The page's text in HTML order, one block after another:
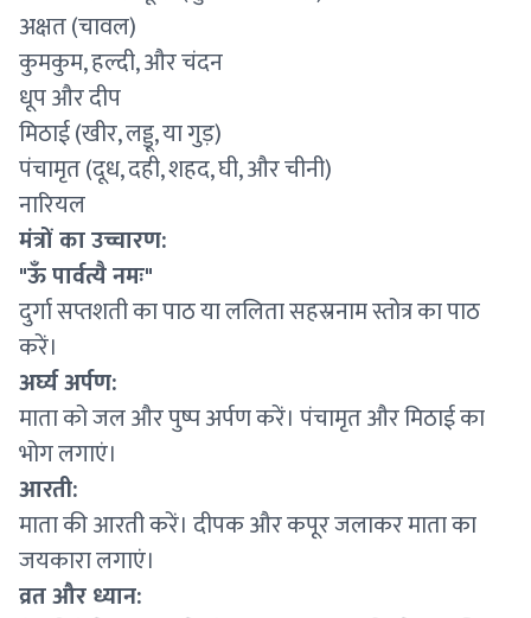
अक्षत (चावल)
कुमकुम, हल्दी, और चंदन
धूप और दीप
मिठाई (खीर, लड्डू, या गुड़)
पंचामृत (दूध, दही, शहद, घी, और चीनी)
नारियल
मंत्रों का उच्चारण:
"ऊँ पार्वत्यै नमः"
दुर्गा सप्तशती का पाठ या ललिता सहस्रनाम स्तोत्र का पाठ
करें।
अर्घ्य अर्पण:
माता को जल और पुष्प अर्पण करें। पंचामृत और मिठाई का
भोग लगाएं।
आरती:
माता की आरती करें। दीपक और कपूर जलाकर माता का
जयकारा लगाएं।
व्रत और ध्यान: